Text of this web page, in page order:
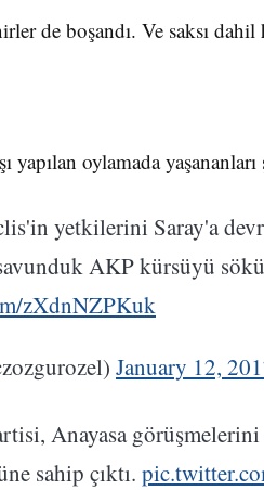
de boşandı. Ve saksı
oylamada yaşananları
yetkilerini Saray'a
AKP kürsüyü
zXdnNZPKuk
January 12,
Anayasa
sahip çıktı.